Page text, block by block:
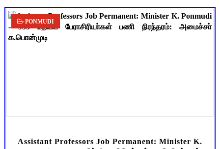
PONMUDI
Assistant Professors Job Permanent: Minister K.